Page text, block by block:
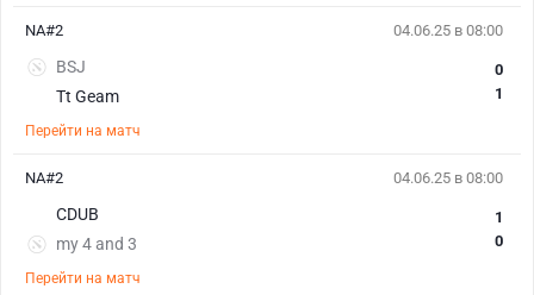
04.06.25 в 08:00
BSJ
Tt Geam
0
1
Перейти на матч
NA#2
04.06.25 в 08:00
CDUB
my 4 and 3
1
0
Перейти на матч
NA#2